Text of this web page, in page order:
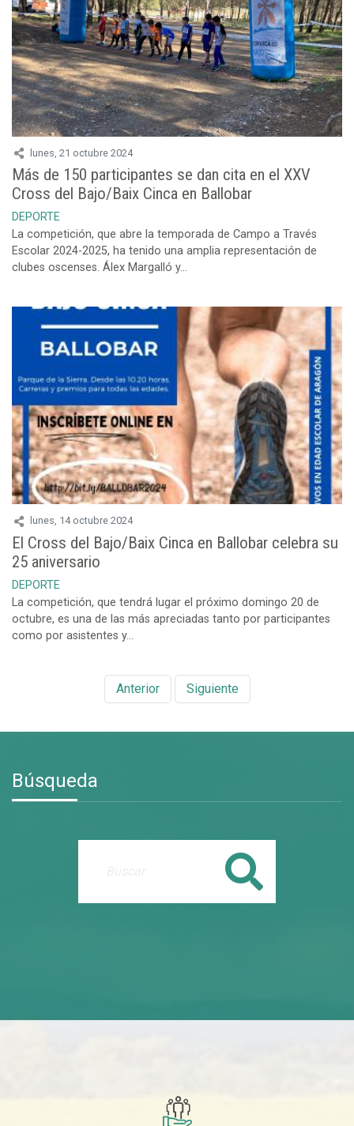
lunes, 21 octubre 2024
Más de 150 participantes se dan cita en el XXV
Cross del Bajo/Baix Cinca en Ballobar
DEPORTE
La competición, que abre la temporada de Campo a Través
Escolar 2024-2025, ha tenido una amplia representación de
clubes oscenses. Álex Margalló y...
lunes, 14 octubre 2024
El Cross del Bajo/Baix Cinca en Ballobar celebra su
25 aniversario
DEPORTE
La competición, que tendrá lugar el próximo domingo 20 de
octubre, es una de las más apreciadas tanto por participantes
como por asistentes y...
Anterior Siguiente
Búsqueda
Buscar